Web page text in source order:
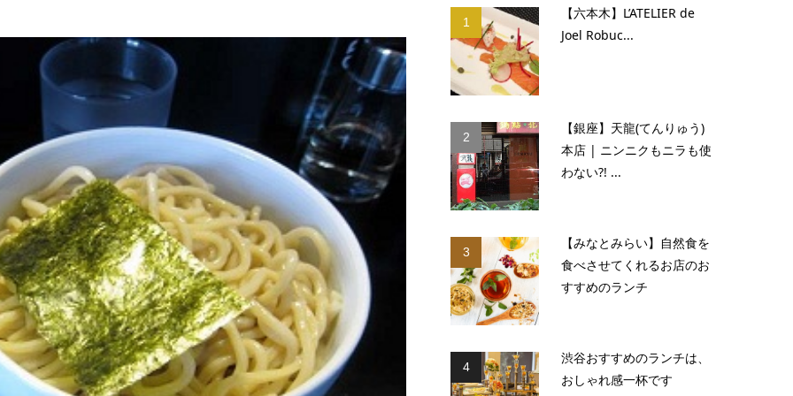
1
【六本木】L’ATELIER de
Joel Robuc...
2
【銀座】天龍(てんりゅう)
本店 | ニンニクもニラも使
わない?! ...
3
【みなとみらい】自然食を
食べさせてくれるお店のお
すすめのランチ
4
渋谷おすすめのランチは、
おしゃれ感一杯です